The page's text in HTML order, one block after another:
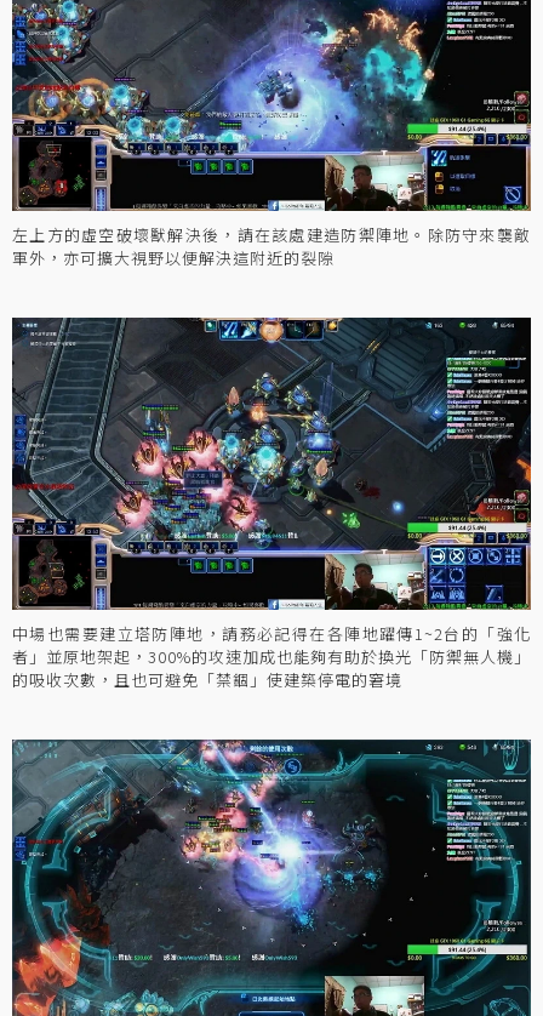
左上方的虛空破壞獸解決後，請在該處建造防禦陣地。除防守來襲敵
軍外，亦可擴大視野以便解決這附近的裂隙
中場也需要建立塔防陣地，請務必記得在各陣地躍傳1~2台的「強化
者」並原地架起，300%的攻速加成也能夠有助於換光「防禦無人機」
的吸收次數，且也可避免「禁錮」使建築停電的窘境